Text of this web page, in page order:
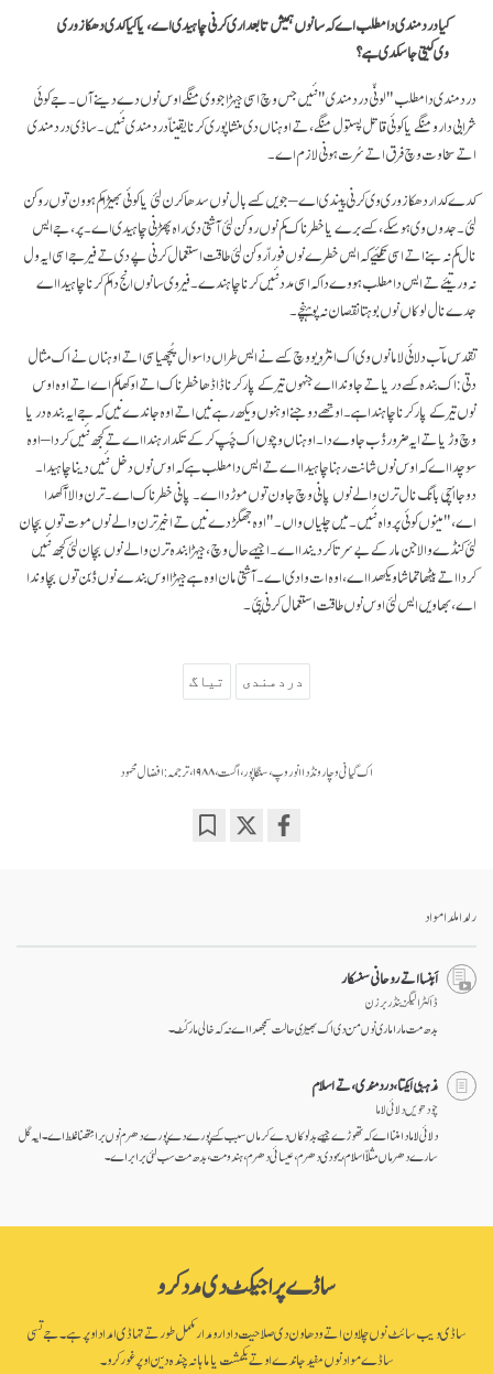
کیا درد مندی دا مطلب اے کہ سانوں ہمیش تابعداری کرنی چاہیدی اے، یا کیا کدی دھکا زوری
وی کیتی جا سکدی ہے؟
درد مندی دا مطلب "لونّی درد مندی" نئیں جس وچ اسی جیہڑا جو وی منگے اوس نوں دے دینے آں۔ جے کوئی
شرابی دارو منگے یا کوئی قاتل پستول منگے، تے اوہناں دی منشا پوری کرنا یقیناّ درد مندی نئیں۔ ساڈی درد مندی
اتے سخاوت وچ فرق اتے سُرت ہونی لازم اے۔
کدے کدار دھکا زوری وی کرنی پیندی اے – جویں کسے بال نوں سدھا کرن لئی یا کوئی بھیڑا کم ہوون توں روکن
لئی۔ جدوں وی ہو سکے، کسے برے یا خطرناک کم نوں روکن لئی آشتی دی راہ پھڑنی چاہیدی اے۔ پر، جے ایس
نال کم نہ بنے اتے اسی تکئیے کہ ایس خطرے نوں فوراّ روکن لئی طاقت استعمال کرنی پے دی تے فیر جے اسی ایہ ول
نہ ورتیئے تے ایس دا مطلب ہووے دا کہ اسی مدد نئیں کرنا چاہندے۔ فیر وی سانوں انج دا کم کرنا چاہیدا اے
جدے نال لوکاں نوں بوہتا نقصان نہ پوہنچے۔
تقدس مآب دلائی لاما نوں وی اک انٹرویو وچ کسے نے ایس طراں دا سوال پُچھیا سی اتے اوہناں نے اک مثال
دتی: اک بندہ کسے دریا تے جاوندا اے جنہوں تیر کے پار کرنا ڈاڈھا خطرناک اتے اوکھا کم اے اتے اوہ اوس
نوں تیر کے پار کرنا چاہندا ہے۔ اوتھے دو جنے اوہنوں ویکھ رہے نیں اتے اوہ جاندے نیں کہ جے ایہ بندہ دریا
وچ وڑیا تے ایہ ضرور ڈُب جاوے دا۔ اوہناں وچوں اک چُپ کر کے تکدا رہندا اے تے کجھ نئیں کردا – اوہ
سوچدا اے کہ اوس نوں شانت رہنا چاہیدا اے تے ایس دا مطلب ہے کہ اوس نوں دخل نئیں دینا چاہیدا۔
دوجا اُچی بانگ نال ترن والے نوں پانی وچ جاون توں موڑدا اے۔ پانی خطرناک اے۔ ترن والا آکھدا
اے،"مینوں کوئی پرواہ نئیں۔ میں چلیاں واں۔" اوہ جھگڑدے نیں تے اخیر ترن والے نوں موت توں بچان
لئی کنڈے والا جن مار کے بے سرتا کر دیندا اے۔ اجیہے حال وچ، جیہڑا بندہ ترن والے نوں بچان لئی کجھ نئیں
کردا اتے بیٹھا تماشا ویکھدا اے، اوہ ات وادی اے۔ آشتی مان اوہ ہے جیہڑا اوس بندے نوں ڈُبن توں بچاوندا
اے، بھاویں ایس لئی اوس نوں طاقت استعمال کرنی پئی۔
دردمندی تیاگ
اک گیانی وچار ونڈ دا انوروپ، سنگاپور، اگست، ۱۹۸۸، ترجمہ: افضال محمود
رلدا ملدا مواد
اَہِنسا اتے روحانی سنسکار
ڈاکٹر الیگزینڈر برزن
بدھ مت مارا ماری نوں من دی اک بھیڑی حالت سمجھدا اے نہ کہ خالی مار کُٹ۔
مذہبی ایکتا، درد مندی، تے اسلام
چودھویں دلائی لاما
دلائی لاما دا مننا اے کہ تھوڑے جیہے بد لوکاں دےکرماں سبب کسے پورے دے پورے دھرم نوں برا مِتھنا غلط اے۔ ایہ گل
سارے دھرماں مثلاّ اسلام، یہودی دھرم، عیسائی دھرم، ہندو مت، بدھ مت سب لئی برابر اے۔
ساڈے پراجیکٹ دی مدد کرو
ساڈی ویب سائٹ نوں چلاون اتے ودھاون دی صلاحیت دا دارومدار مکمل طور تے تہاڈی امداد اوپر ہے۔ جے تسی
ساڈے مواد نوں مفید جاندے او تے یکمشت یا ماہانہ چندہ دین اوپر غور کرو۔